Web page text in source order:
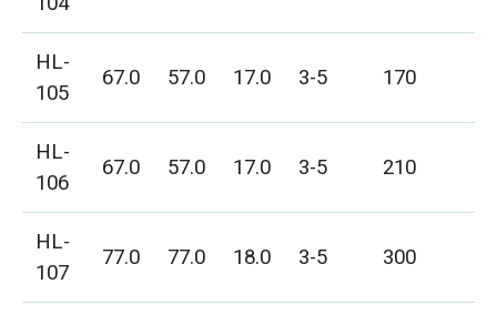
HL-
105
67.0 57.0 17.0 3-5 170
HL-
106
67.0 57.0 17.0 3-5 210
HL-
107
77.0 77.0 18.0 3-5 300